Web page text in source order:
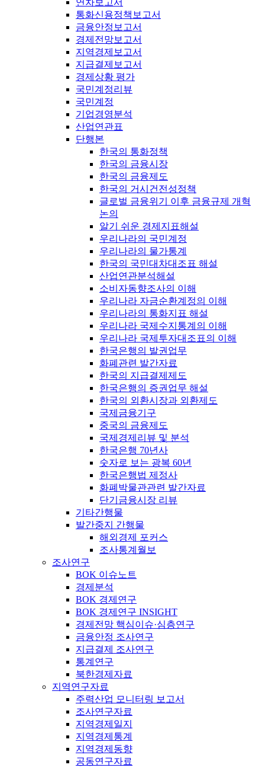
연차보고서
통화신용정책보고서
금융안정보고서
경제전망보고서
지역경제보고서
지급결제보고서
경제상황 평가
국민계정리뷰
국민계정
기업경영분석
산업연관표
단행본
한국의 통화정책
한국의 금융시장
한국의 금융제도
한국의 거시건전성정책
글로벌 금융위기 이후 금융규제 개혁
논의
알기 쉬운 경제지표해설
우리나라의 국민계정
우리나라의 물가통계
한국의 국민대차대조표 해설
산업연관분석해설
소비자동향조사의 이해
우리나라 자금순환계정의 이해
우리나라의 통화지표 해설
우리나라 국제수지통계의 이해
우리나라 국제투자대조표의 이해
한국은행의 발권업무
화폐관련 발간자료
한국의 지급결제제도
한국은행의 증권업무 해설
한국의 외환시장과 외환제도
국제금융기구
중국의 금융제도
국제경제리뷰 및 분석
한국은행 70년사
숫자로 보는 광복 60년
한국은행법 제정사
화폐박물관관련 발간자료
단기금융시장 리뷰
기타간행물
발간중지 간행물
해외경제 포커스
조사통계월보
조사연구
BOK 이슈노트
경제분석
BOK 경제연구
BOK 경제연구 INSIGHT
경제전망 핵심이슈·심층연구
금융안정 조사연구
지급결제 조사연구
통계연구
북한경제자료
지역연구자료
주력산업 모니터링 보고서
조사연구자료
지역경제일지
지역경제통계
지역경제동향
공동연구자료